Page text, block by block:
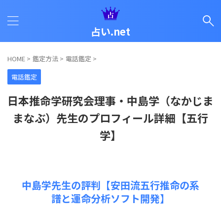
占い.net
HOME > 鑑定方法 > 電話鑑定 >
電話鑑定
日本推命学研究会理事・中島学（なかじま
まなぶ）先生のプロフィール詳細【五行
学】
中島学先生の評判【安田流五行推命の系
譜と運命分析ソフト開発】